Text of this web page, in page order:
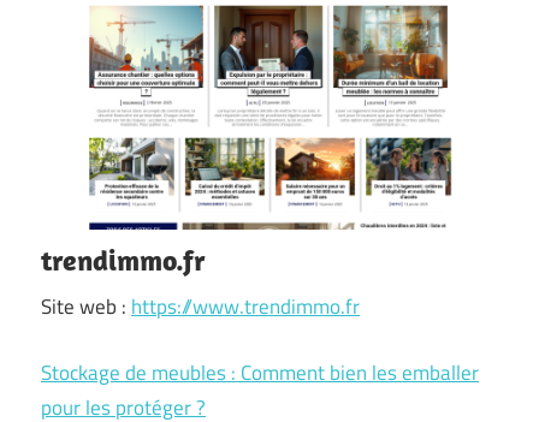
trendimmo.fr
Site web : https://www.trendimmo.fr
Stockage de meubles : Comment bien les emballer
pour les protéger ?